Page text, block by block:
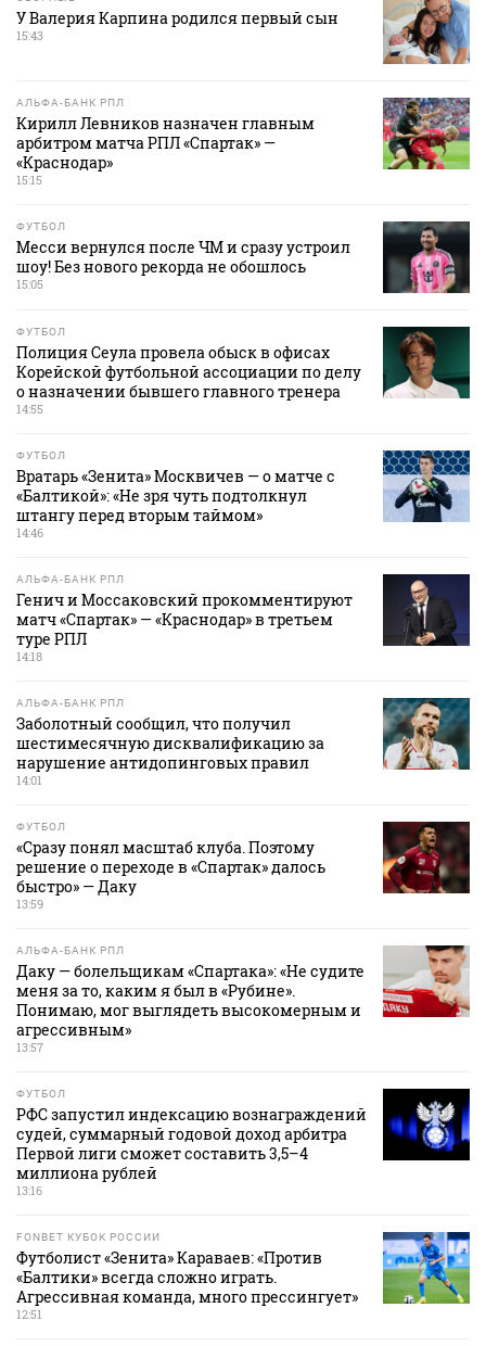
У Валерия Карпина родился первый сын
15:43
АЛЬФА-БАНК РПЛ
Кирилл Левников назначен главным
арбитром матча РПЛ «Спартак» —
«Краснодар»
15:15
ФУТБОЛ
Месси вернулся после ЧМ и сразу устроил
шоу! Без нового рекорда не обошлось
15:05
ФУТБОЛ
Полиция Сеула провела обыск в офисах
Корейской футбольной ассоциации по делу
о назначении бывшего главного тренера
14:55
ФУТБОЛ
Вратарь «Зенита» Москвичев — о матче с
«Балтикой»: «Не зря чуть подтолкнул
штангу перед вторым таймом»
14:46
АЛЬФА-БАНК РПЛ
Генич и Моссаковский прокомментируют
матч «Спартак» — «Краснодар» в третьем
туре РПЛ
14:18
АЛЬФА-БАНК РПЛ
Заболотный сообщил, что получил
шестимесячную дисквалификацию за
нарушение антидопинговых правил
14:01
ФУТБОЛ
«Сразу понял масштаб клуба. Поэтому
решение о переходе в «Спартак» далось
быстро» — Даку
13:59
АЛЬФА-БАНК РПЛ
Даку — болельщикам «Спартака»: «Не судите
меня за то, каким я был в «Рубине».
Понимаю, мог выглядеть высокомерным и
агрессивным»
13:57
ФУТБОЛ
РФС запустил индексацию вознаграждений
судей, суммарный годовой доход арбитра
Первой лиги сможет составить 3,5–4
миллиона рублей
13:16
FONBET КУБОК РОССИИ
Футболист «Зенита» Караваев: «Против
«Балтики» всегда сложно играть.
Агрессивная команда, много прессингует»
12:51